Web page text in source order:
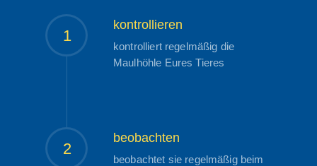
1
kontrollieren
kontrolliert regelmäßig die
Maulhöhle Eures Tieres
2
beobachten
beobachtet sie regelmäßig beim